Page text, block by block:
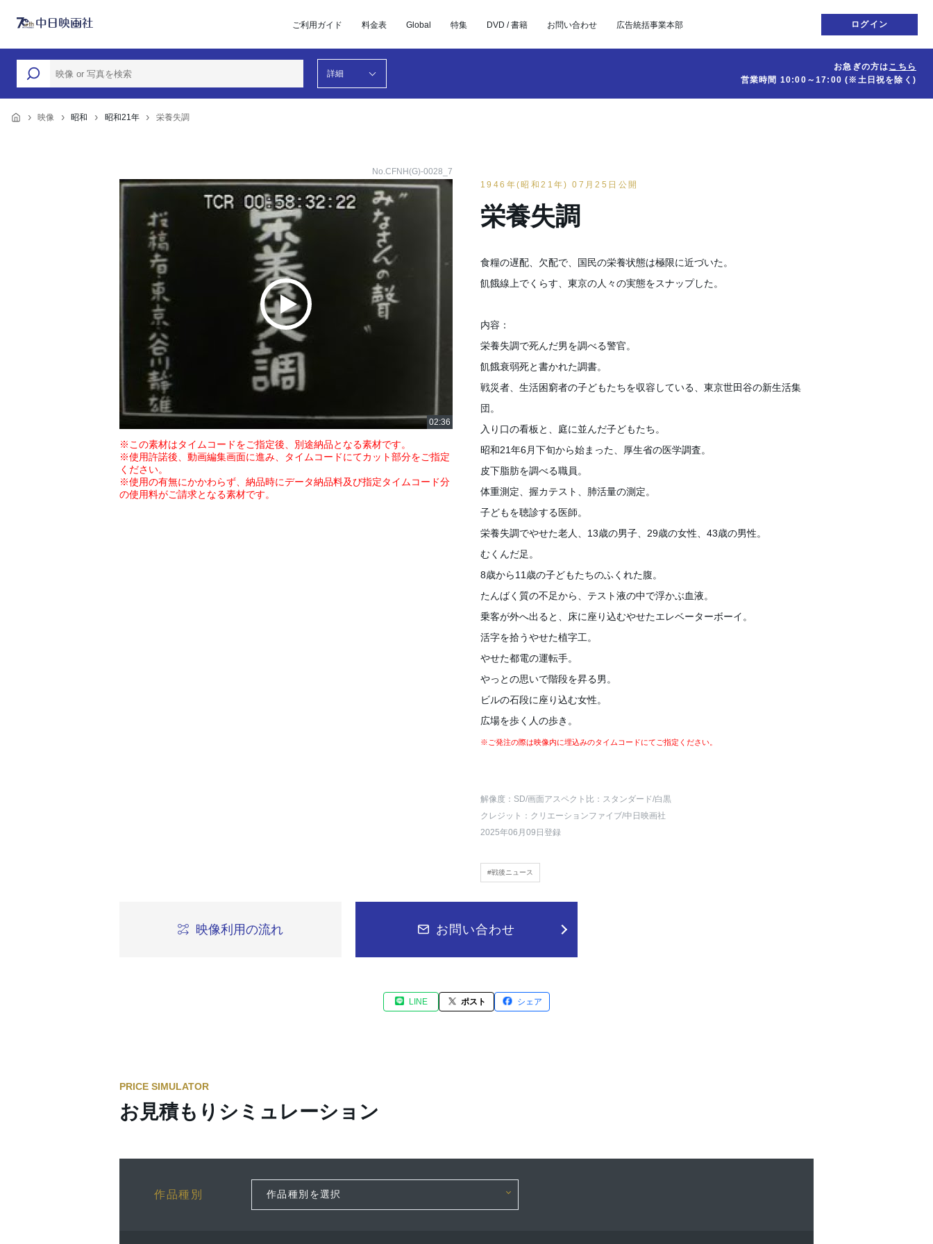
ご利用ガイド 料金表 Global 特集 DVD / 書籍 お問い合わせ 広告統括事業本部 ログイン
詳細
お急ぎの方はこちら
営業時間 10:00～17:00(※土日祝を除く)
映像 昭和 昭和21年 栄養失調
No.CFNH(G)-0028_7
※この素材はタイムコードをご指定後、別途納品となる素材です。
※使用許諾後、動画編集画面に進み、タイムコードにてカット部分をご指定
ください。
※使用の有無にかかわらず、納品時にデータ納品料及び指定タイムコード分
の使用料がご請求となる素材です。
1946年(昭和21年) 07月25日公開
栄養失調
食糧の遅配、欠配で、国民の栄養状態は極限に近づいた。
飢餓線上でくらす、東京の人々の実態をスナップした。
内容：
栄養失調で死んだ男を調べる警官。
飢餓衰弱死と書かれた調書。
戦災者、生活困窮者の子どもたちを収容している、東京世田谷の新生活集
団。
入り口の看板と、庭に並んだ子どもたち。
昭和21年6月下旬から始まった、厚生省の医学調査。
皮下脂肪を調べる職員。
体重測定、握カテスト、肺活量の測定。
子どもを聴診する医師。
栄養失調でやせた老人、13歳の男子、29歳の女性、43歳の男性。
むくんだ足。
8歳から11歳の子どもたちのふくれた腹。
たんばく質の不足から、テスト液の中で浮かぶ血液。
乗客が外へ出ると、床に座り込むやせたエレベーターボーイ。
活字を拾うやせた植字工。
やせた都電の運転手。
やっとの思いで階段を昇る男。
ビルの石段に座り込む女性。
広場を歩く人の歩き。
※ご発注の際は映像内に埋込みのタイムコードにてご指定ください。
解像度：SD/画面アスペクト比：スタンダード/白黒
クレジット：クリエーションファイブ/中日映画社
2025年06月09日登録
#戦後ニュース
映像利用の流れ お問い合わせ
LINE ポスト シェア
PRICE SIMULATOR
お見積もりシミュレーション
作品種別